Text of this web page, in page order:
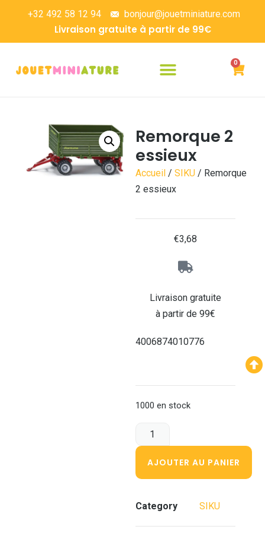
+32 492 58 12 94 bonjour@jouetminiature.com
Livraison gratuite à partir de 99€
0
Remorque 2
essieux
Accueil/ SIKU/ Remorque
2 essieux
€3,68
Livraison gratuite
à partir de 99€
4006874010776
1000 en stock
AJOUTER AU PANIER
Category SIKU